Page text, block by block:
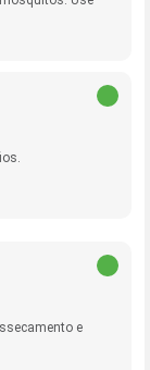
e